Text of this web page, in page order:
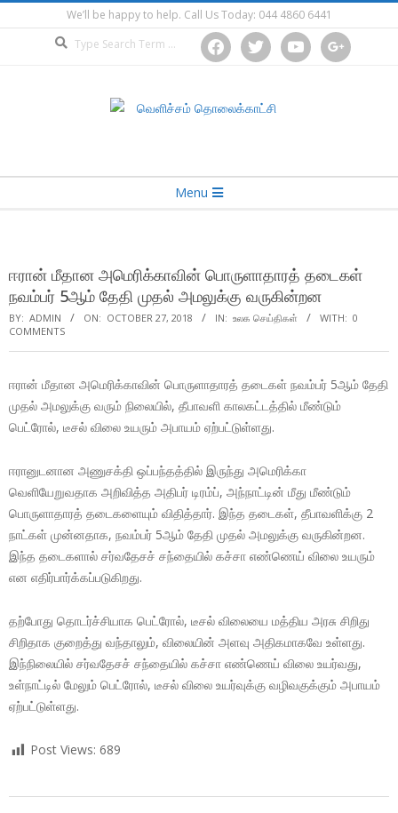
to
We’ll be happy to help. Call Us Today: 044 4860 6441
facebooktwitter youtube google
Menu
ஈரான் மீதான அமெரிக்காவின் பொருளாதாரத் தடைகள்
நவம்பர் 5ஆம் தேதி முதல் அமலுக்கு வருகின்றன
BY: ADMIN ON: OCTOBER 27, 2018 IN: உலக செய்திகள் WITH: 0
COMMENTS
ஈரான் மீதான அமெரிக்காவின் பொருளாதாரத் தடைகள் நவம்பர் 5ஆம் தேதி
முதல் அமலுக்கு வரும் நிலையில், தீபாவளி காலகட்டத்தில் மீண்டும்
பெட்ரோல், டீசல் விலை உயரும் அபாயம் ஏற்பட்டுள்ளது.
ஈரானுடனான அணுசக்தி ஒப்பந்தத்தில் இருந்து அமெரிக்கா
வெளியேறுவதாக அறிவித்த அதிபர் டிரம்ப், அந்நாட்டின் மீது மீண்டும்
பொருளாதாரத் தடைகளையும் விதித்தார். இந்த தடைகள், தீபாவளிக்கு 2
நாட்கள் முன்னதாக, நவம்பர் 5ஆம் தேதி முதல் அமலுக்கு வருகின்றன.
இந்த தடைகளால் சர்வதேசச் சந்தையில் கச்சா எண்ணெய் விலை உயரும்
என எதிர்பார்க்கப்படுகிறது.
தற்போது தொடர்ச்சியாக பெட்ரோல், டீசல் விலையை மத்திய அரசு சிறிது
சிறிதாக குறைத்து வந்தாலும், விலையின் அளவு அதிகமாகவே உள்ளது.
இந்நிலையில் சர்வதேசச் சந்தையில் கச்சா எண்ணெய் விலை உயர்வது,
உள்நாட்டில் மேலும் பெட்ரோல், டீசல் விலை உயர்வுக்கு வழிவகுக்கும் அபாயம்
ஏற்பட்டுள்ளது.
Post Views: 689